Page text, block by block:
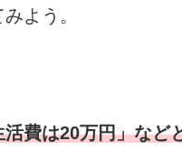
よう。
活費は20万円」など